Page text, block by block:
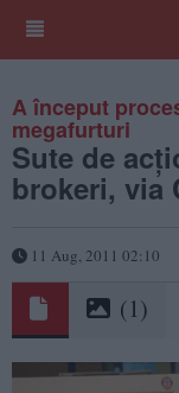
A început
megafurturi
Sute de
brokeri, via
11 Aug, 2011 02:10
(1)